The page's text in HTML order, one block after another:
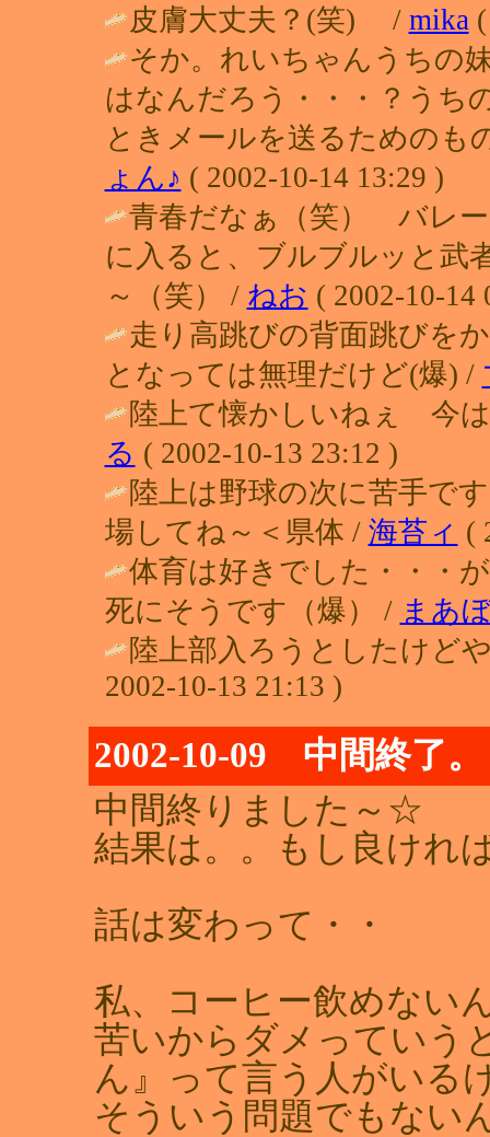
皮膚大丈夫？(笑) / mika
そか。れいちゃんうちの
はなんだろう・・・？うち
ときメールを送るためのも
ょん♪ ( 2002-10-14 13:29 )
青春だなぁ（笑） バレ
に入ると、ブルブルッと
～（笑） / ねお ( 2002-10-14
走り高跳びの背面跳びを
となっては無理だけど(爆) /
陸上て懐かしいねぇ 今
る ( 2002-10-13 23:12 )
陸上は野球の次に苦手で
場してね～＜県体 / 海苔ィ (
体育は好きでした・・・
死にそうです（爆） / まあ
陸上部入ろうとしたけど
2002-10-13 21:13 )
2002-10-09 中間終了。
中間終りました～☆
結果は。。もし良けれ
話は変わって・・
私、コーヒー飲めない
苦いからダメっていう
ん』って言う人がいる
そういう問題でもない